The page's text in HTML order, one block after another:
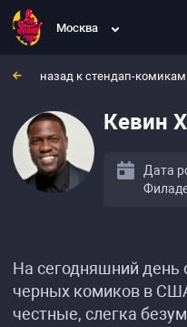
Москва
назад к стендап-комикам
Кевин
Дата
На сегодняшний
черных комиков в
честные, слегка